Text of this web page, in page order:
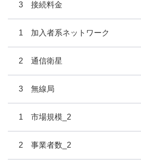
3 接続料金
1 加入者系ネットワーク
2 通信衛星
3 無線局
1 市場規模_2
2 事業者数_2